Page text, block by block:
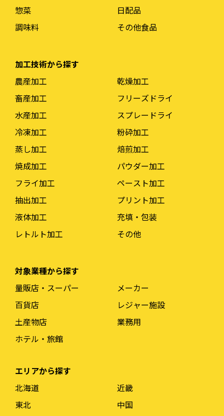
惣菜
調味料
日配品
その他食品
加工技術から探す
農産加工
畜産加工
水産加工
冷凍加工
蒸し加工
焼成加工
フライ加工
抽出加工
液体加工
レトルト加工
乾燥加工
フリーズドライ
スプレードライ
粉砕加工
焙煎加工
パウダー加工
ペースト加工
プリント加工
充填・包装
その他
対象業種から探す
量販店・スーパー
百貨店
土産物店
ホテル・旅館
メーカー
レジャー施設
業務用
エリアから探す
北海道
東北
近畿
中国